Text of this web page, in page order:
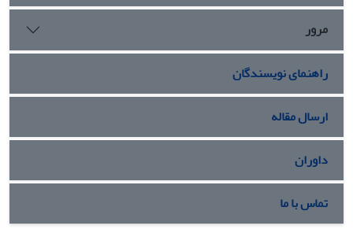
مرور
راهنمای نویسندگان
ارسال مقاله
داوران
تماس با ما